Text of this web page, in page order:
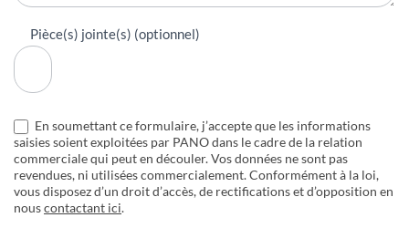
Pièce(s) jointe(s) (optionnel)
En soumettant ce formulaire, j’accepte que les informations
saisies soient exploitées par PANO dans le cadre de la relation
commerciale qui peut en découler. Vos données ne sont pas
revendues, ni utilisées commercialement. Conformément à la loi,
vous disposez d’un droit d’accès, de rectifications et d’opposition en
nouscontactant ici.